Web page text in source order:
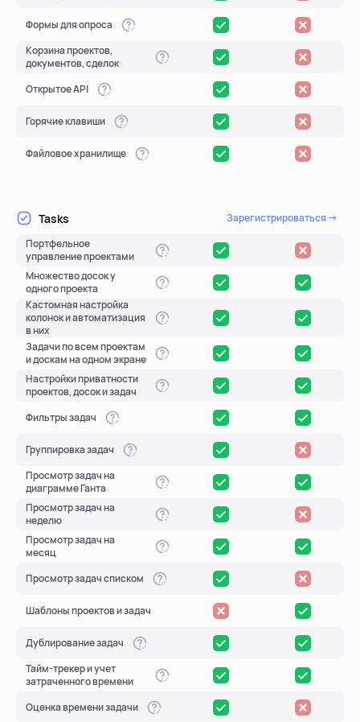
Формы для опроса
Корзина проектов,
документов, сделок
Открытое API
Горячие клавиши
Файловое хранилище
Tasks
Зарегистрироваться →
Портфельное
управление проектами
Множество досок у
одного проекта
Кастомная настройка
колонок и автоматизация
в них
Задачи по всем проектам
и доскам на одном экране
Настройки приватности
проектов, досок и задач
Фильтры задач
Группировка задач
Просмотр задач на
диаграмме Ганта
Просмотр задач на
неделю
Просмотр задач на
месяц
Просмотр задач списком
Шаблоны проектов и задач
Дублирование задач
Тайм-трекер и учет
затраченного времени
Оценка времени задачи